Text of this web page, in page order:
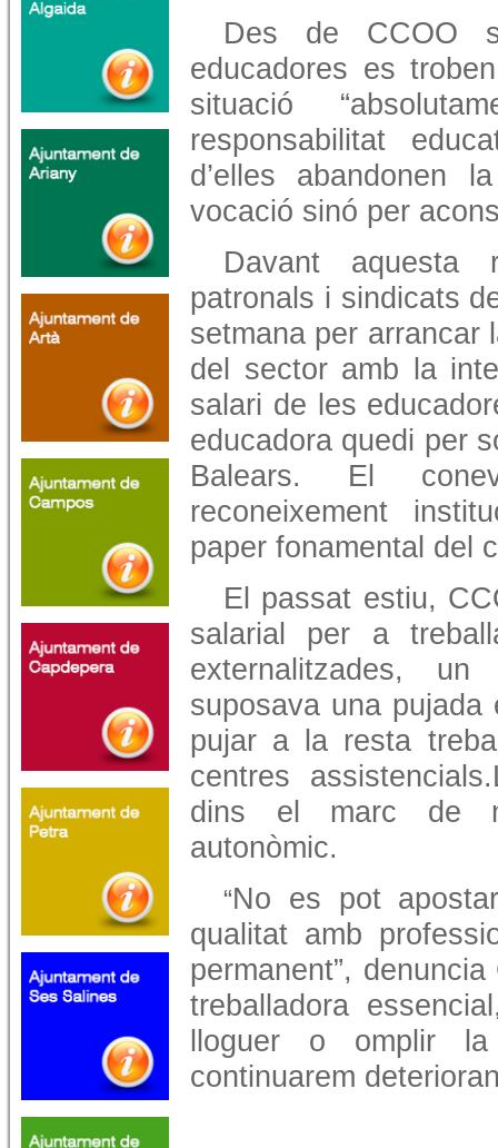
Des de CCOO
educadores es
situació
responsabilitat
d’elles abandonen
vocació sinó per
Davant aquesta
patronals i sindicats
setmana per arrancar
del sector amb la
salari de les
educadora quedi per
Balears. El
reconeixement
paper fonamental del
El passat estiu,
salarial per a
externalitzades, un
suposava una
pujar a la resta
centres
dins el marc de
autonòmic.
“No es pot
qualitat amb
permanent”,
treballadora
lloguer o omplir
continuarem